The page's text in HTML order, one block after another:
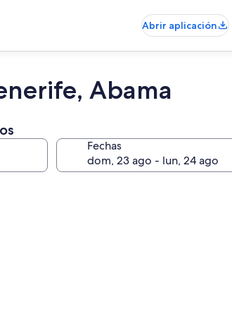
Abrir aplicación
Abama
Fechas